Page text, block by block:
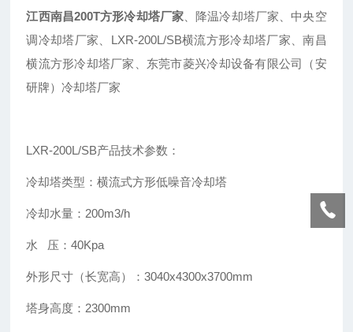
江西南昌200T方形冷却塔厂家 、降温冷却塔厂家、中央空
调冷却塔厂家、LXR-200L/SB横流方形冷却塔厂家、南昌
横流方形冷却塔厂家、东莞市菱兴冷却设备有限公司（安
研牌）冷却塔厂家
LXR-200L/SB产品技术参数：
冷却塔类型：横流式方形低噪音冷却塔
冷却水量：200m3/h
水 压：40Kpa
外形尺寸（长宽高）：3040x4300x3700mm
塔身高度：2300mm